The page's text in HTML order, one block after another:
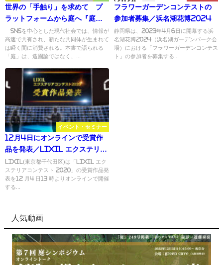
世界の「手触り」を求めて プ
ラットフォームから庭へ『庭の
話』
SNSを中心とした現代社会では、情報が
高速で共有され、新たな共同体が生まれて
は瞬く間に消費される。本書で語られる
「庭」は、造園論ではなく、...
フラワーガーデンコンテストの
参加者募集／浜名湖花博2024
静岡県は、2023年4月6日に開幕する浜
名湖花博2024（浜名湖ガーデンパーク会
場）における「フラワーガーデンコンテス
ト」の参加者を募集する...
イベント・セミナー
12月4日にオンラインで受賞作
品を発表／LIXIL エクステリア
コンテスト2020
LIXIL(東京都千代田区)は「LIXIL エク
ステリアコンテスト 2020」の受賞作品発
表を12 月4 日13 時よりオンラインで開催
する...
人気動画